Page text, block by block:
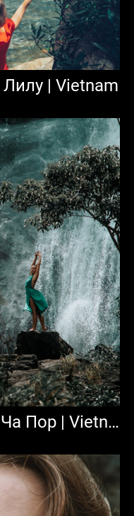
| Vietnam
Фотовыезд водопад Ча Пор | Vietnam